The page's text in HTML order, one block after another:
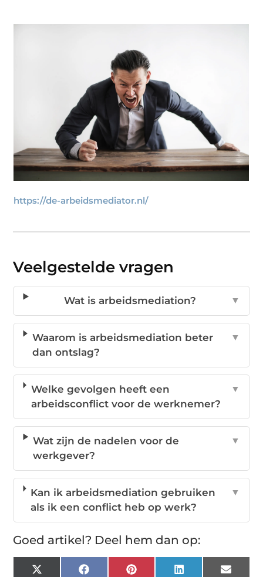
https://de-arbeidsmediator.nl/
Veelgestelde vragen
Wat is arbeidsmediation? ▼
Waarom is arbeidsmediation beter
dan ontslag?
▼
Welke gevolgen heeft een
arbeidsconflict voor de werknemer?
▼
Wat zijn de nadelen voor de
werkgever?
▼
Kan ik arbeidsmediation gebruiken
als ik een conflict heb op werk?
▼
Goed artikel? Deel hem dan op:
X FacebookPinterest LinkedIn Email